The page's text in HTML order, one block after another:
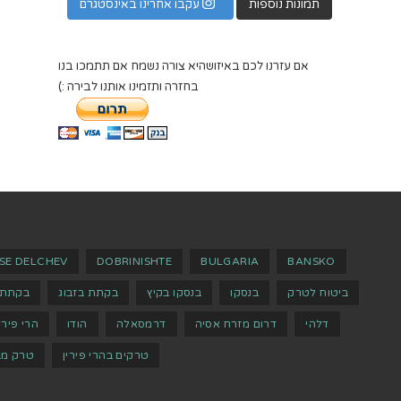
תמונות נוספות עקבו אחרינו באינסטגרם
אם עזרנו לכם באיזושהיא צורה נשמח אם תתמכו בנו
בחזרה ותזמינו אותנו לבירה :)
BANSKO
BULGARIA
DOBRINISHTE
DELCHEV
ביטוח לטרק בנסקו בנסקו בקיץ בקתת בזבוג בקתת
דלהי דרום מזרח אסיה דרמסאלה הודו הרי
טרקים בהרי פירין טרק